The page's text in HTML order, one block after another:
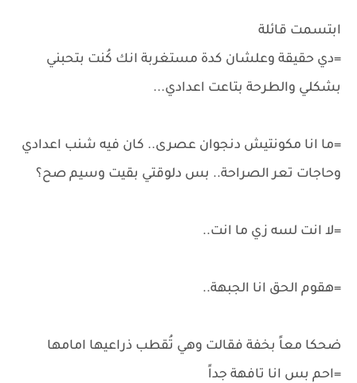
ابتسمت قائلة
=دي حقيقة وعلشان كدة مستغربة انك كُنت بتحبني
بشكلي والطرحة بتاعت اعدادي...
=ما انا مكونتيش دنجوان عصرى.. كان فيه شنب اعدادي
وحاجات تعر الصراحة.. بس دلوقتي بقيت وسيم صح؟
=لا انت لسه زي ما انت..
=هقوم الحق انا الجبهة..
ضحكا معاً بخفة فقالت وهي تُقطب ذراعيها امامها
=احم بس انا تافهة جداً